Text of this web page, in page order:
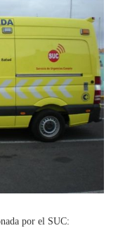
por el SUC: